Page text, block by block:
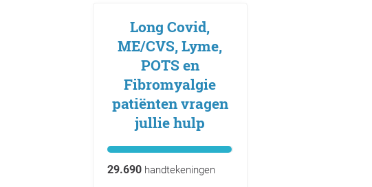
Long Covid,
ME/CVS, Lyme,
POTS en
Fibromyalgie
patiënten vragen
jullie hulp
29.690handtekeningen